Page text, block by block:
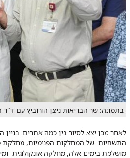
בתמונה: שר הבריאות ניצן הורוביץ עם
לאחר מכן יצא לסיור בין כמה אתרים:
התשתיות של המחלקות הפנימיות, מחלקת
מושלמת בימים אלה, מחלקה אונקולוגית